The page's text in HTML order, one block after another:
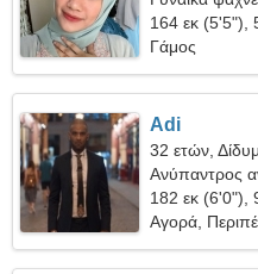
164 εκ (5'5"),
Γάμος
Adi
32 ετών,
Ανύπαντρος
182 εκ (6'0"),
Αγορά,